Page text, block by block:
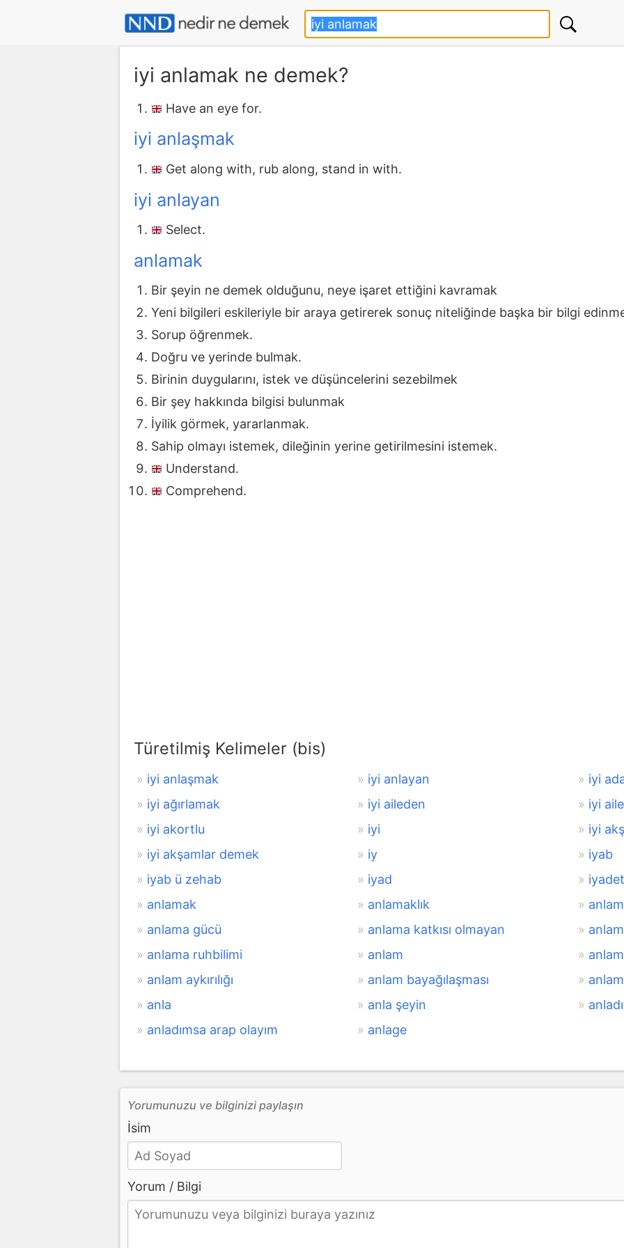
iyi anlamak ne demek?
Have an eye for.
iyi anlaşmak
Get along with, rub along, stand in with.
iyi anlayan
Select.
anlamak
Bir şeyin ne demek olduğunu, neye işaret ettiğini kavramak
Yeni bilgileri eskileriyle bir araya getirerek sonuç niteliğinde başka bir bilgi
Sorup öğrenmek.
Doğru ve yerinde bulmak.
Birinin duygularını, istek ve düşüncelerini sezebilmek
Bir şey hakkında bilgisi bulunmak
İyilik görmek, yararlanmak.
Sahip olmayı istemek, dileğinin yerine getirilmesini istemek.
Understand.
Comprehend.
Türetilmiş Kelimeler (bis)
iyi anlaşmak iyi anlayan
iyi
iyi ağırlamak
iyi aileden
iyi
iyi akortlu
iyi
iyi
iyi akşamlar demek
iy
iyab
iyab ü zehab
iyad
iyadet
anlamak
anlamaklık
anlama gücü
anlama katkısı olmayan
anlama ruhbilimi
anlam
anlam aykırılığı
anlam bayağılaşması
anla
anla şeyin
anladımsa arap olayım
anlage
Yorumunuzu ve bilginizi paylaşın
İsim
Yorum / Bilgi